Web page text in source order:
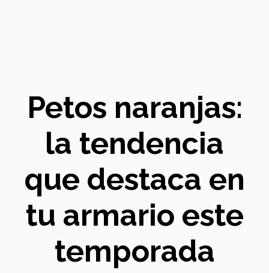
Petos naranjas:
la tendencia
que destaca en
tu armario este
temporada